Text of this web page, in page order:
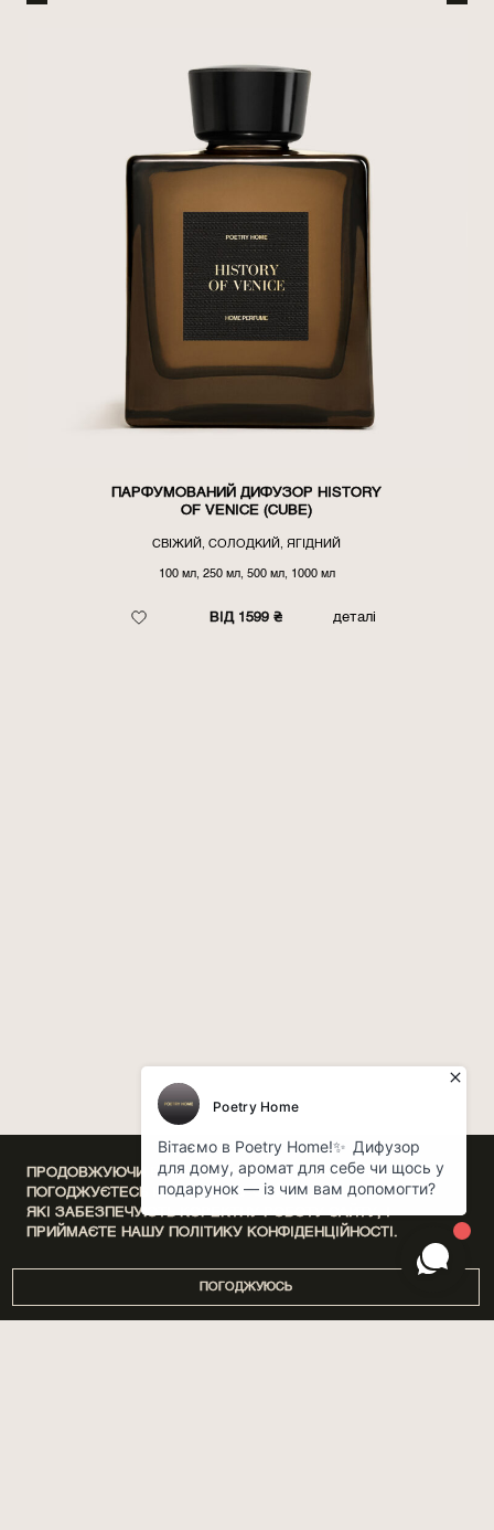
ПРОДОВЖУЮЧИ ВИКОРИСТАННЯ НАШОГО САЙТУ, ВИ
ПОГОДЖУЄТЕСЬ НА ОБРОБКУ ФАЙЛІВ COOKIE,
ЯКІ ЗАБЕЗПЕЧУЮТЬ КОРЕКТНУ РОБОТУ САЙТУ, І
ПРИЙМАЄТЕ НАШУ ПОЛІТИКУ КОНФІДЕНЦІЙНОСТІ.
ПОГОДЖУЮСЬ
ПАРФУМОВАНИЙ ДИФУЗОР HISTORY
OF VENICE (CUBE)
СВІЖИЙ, СОЛОДКИЙ, ЯГІДНИЙ
100 мл, 250 мл, 500 мл, 1000 мл
деталі
ВІД 1599 ₴